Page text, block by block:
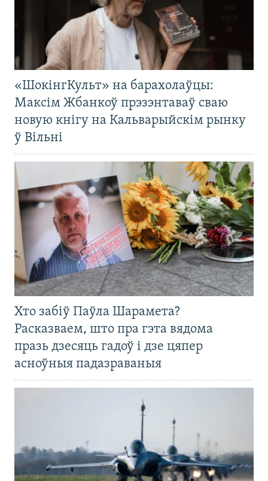
«ШокінгКульт» на барахолаўцы:
Максім Жбанкоў прэзэнтаваў сваю
новую кнігу на Кальварыйскім рынку
ў Вільні
Хто забіў Паўла Шарамета?
Расказваем, што пра гэта вядома
празь дзесяць гадоў і дзе цяпер
асноўныя падазраваныя